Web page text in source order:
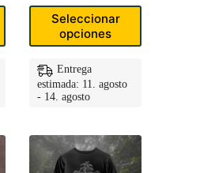
Seleccionar
opciones
Este
producto
variantes.
Las
opciones
elegir
Entrega
estimada: 11. agosto
- 14. agosto